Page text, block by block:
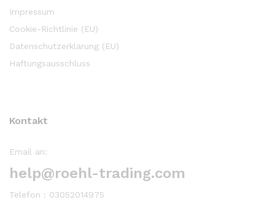
Impressum
Cookie-Richtlinie (EU)
Datenschutzerklärung (EU)
Haftungsausschluss
Kontakt
Email an:
help@roehl-trading.com
Telefon : 03052014975